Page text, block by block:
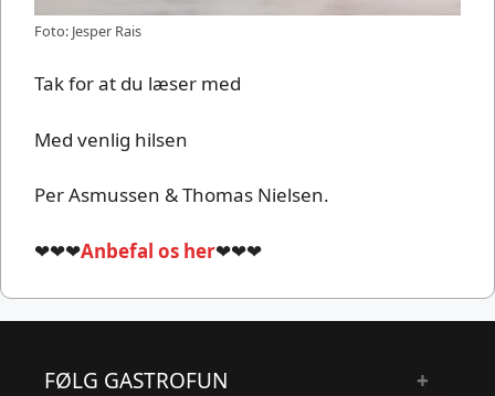
Foto: Jesper Rais
Tak for at du læser med
Med venlig hilsen
Per Asmussen & Thomas Nielsen.
❤❤❤Anbefal os her❤❤❤
FØLG GASTROFUN